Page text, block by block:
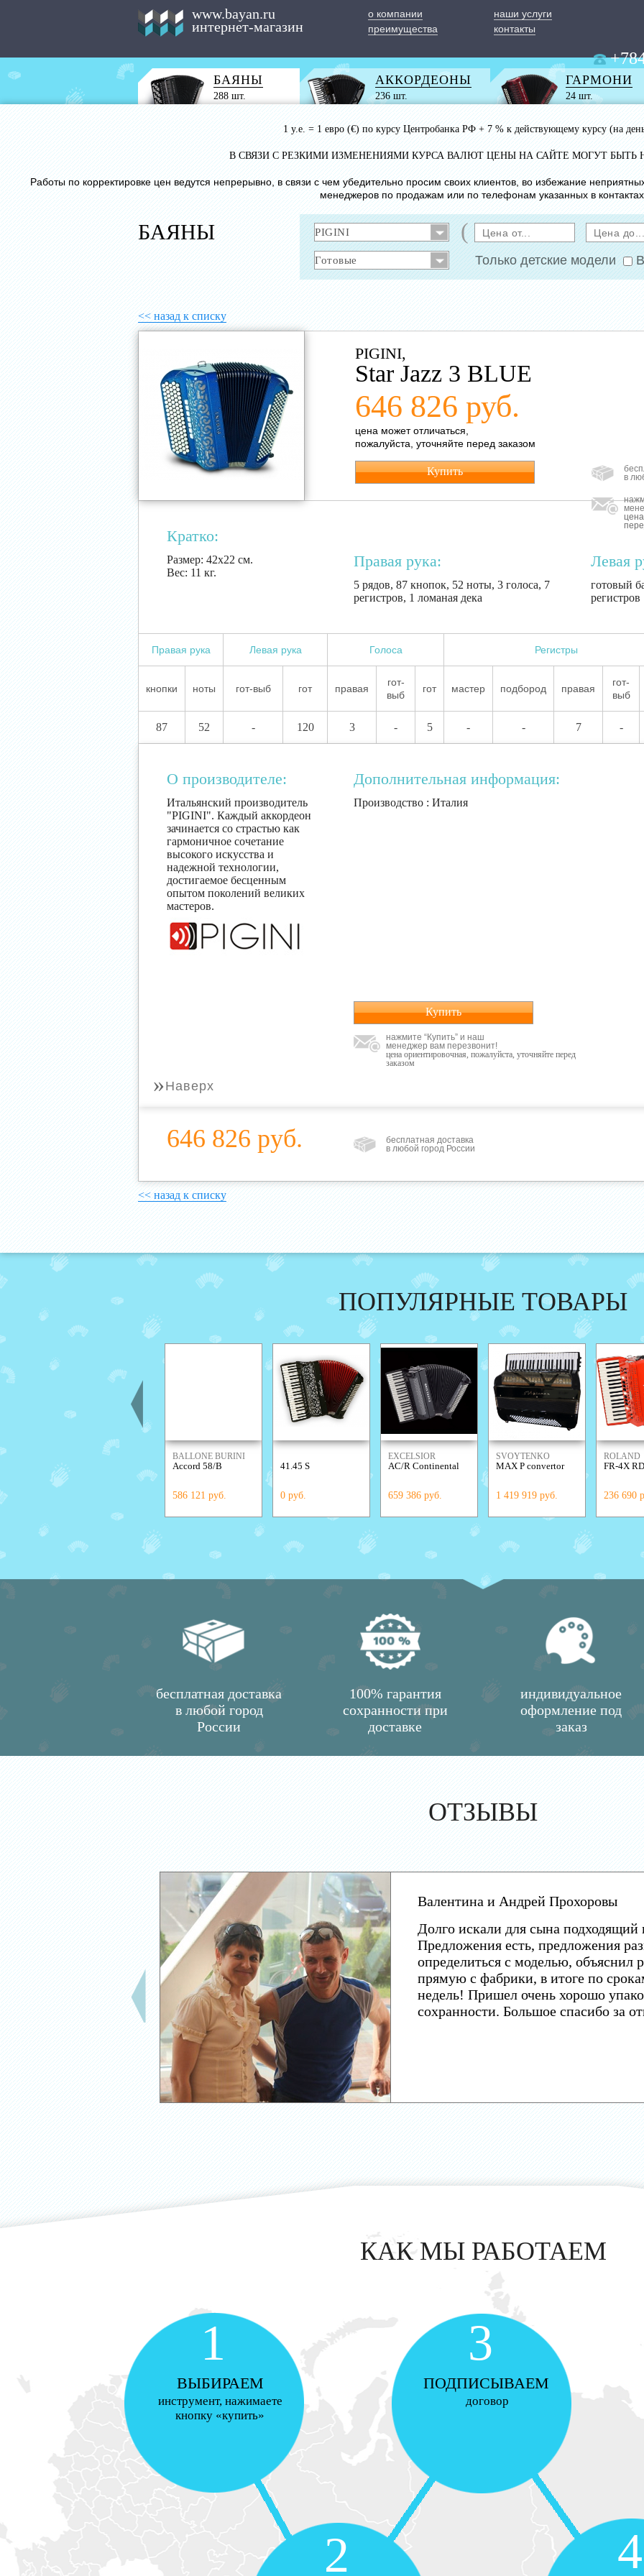
www.bayan.ru
интернет-магазин
о компании
наши услуги
преимущества
контакты
БАЯНЫ
288 шт.
АККОРДЕОНЫ
236 шт.
ГАРМОНИ
24 шт.
1 у.е. = 1 евро (€) по курсу Центробанка РФ + 7 % к действующему курсу (на
В СВЯЗИ С РЕЗКИМИ ИЗМЕНЕНИЯМИ КУРСА ВАЛЮТ ЦЕНЫ НА САЙТЕ МОГУТ БЫТЬ
Работы по корректировке цен ведутся непрерывно, в связи с чем убедительно просим своих клиентов, во избежание
менеджеров по продажам или по телефонам указанных в
БАЯНЫ (
Только детские модели
<< назад к списку
PIGINI,
Star Jazz 3 BLUE
646 826 руб.
цена может отличаться,
пожалуйста, уточняйте перед заказом
Купить
в
Кратко:
Размер: 42х22 см.
Вес: 11 кг.
Правая рука:
5 рядов, 87 кнопок, 52 ноты, 3 голоса, 7
регистров, 1 ломаная дека
Левая
готовый
регистров
Правая рука Левая рука Голоса Регистры
кнопки ноты гот-выб гот правая
гот-
выб
гот мастер подбород правая
гот-
выб
87 52 - 120 3 - 5 - - 7 -
О производителе:
Итальянский производитель
"PIGINI". Каждый аккордеон
зачинается со страстью как
гармоничное сочетание
высокого искусства и
надежной технологии,
достигаемое бесценным
опытом поколений великих
мастеров.
Дополнительная информация:
Производство : Италия
Купить
нажмите “Купить” и наш
менеджер вам перезвонит!
цена ориентировочная, пожалуйста, уточняйте перед
заказом
» Наверх
646 826 руб.
бесплатная доставка
в любой город России
<< назад к списку
ПОПУЛЯРНЫЕ ТОВАРЫ
BALLONE BURINI
Accord 58/B
586 121 руб.
41.45 S
0 руб.
EXCELSIOR
AC/R Continental
659 386 руб.
SVOYTENKO
ACCORDIONS
MAX P convertor
1 419 919 руб.
ROLAND
FR-4X RD
236 690
бесплатная доставка
в любой город
России
100% гарантия
сохранности при
доставке
индивидуальное
оформление под
заказ
ОТЗЫВЫ
Валентина и Андрей Прохоровы
Долго искали для сына подходящий
Предложения есть, предложения
определиться с моделью, объяснил
прямую с фабрики, в итоге по
недель! Пришел очень хорошо
сохранности. Большое спасибо за
КАК МЫ РАБОТАЕМ
1
ВЫБИРАЕМ
инструмент, нажимаете
кнопку «купить»
3
ПОДПИСЫВАЕМ
договор
2 4